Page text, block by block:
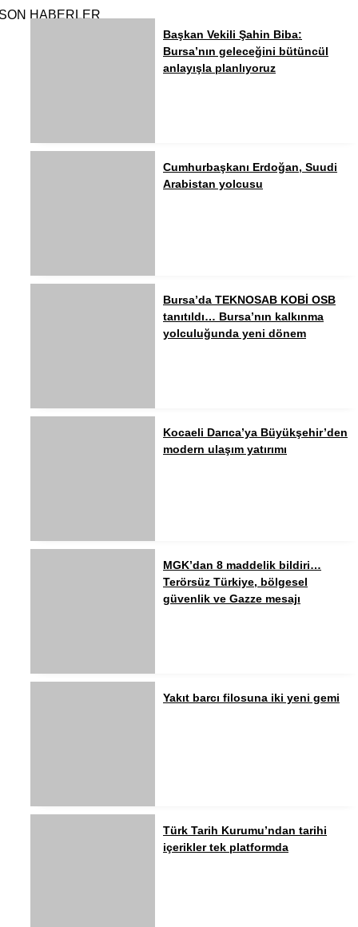
HABERLER
Başkan Vekili Şahin Biba:
Bursa’nın geleceğini bütüncül
anlayışla planlıyoruz
Cumhurbaşkanı Erdoğan, Suudi
Arabistan yolcusu
Bursa’da TEKNOSAB KOBİ OSB
tanıtıldı… Bursa’nın kalkınma
yolculuğunda yeni dönem
Kocaeli Darıca’ya Büyükşehir’den
modern ulaşım yatırımı
MGK’dan 8 maddelik bildiri…
Terörsüz Türkiye, bölgesel
güvenlik ve Gazze mesajı
Yakıt barcı filosuna iki yeni gemi
Türk Tarih Kurumu’ndan tarihi
içerikler tek platformda